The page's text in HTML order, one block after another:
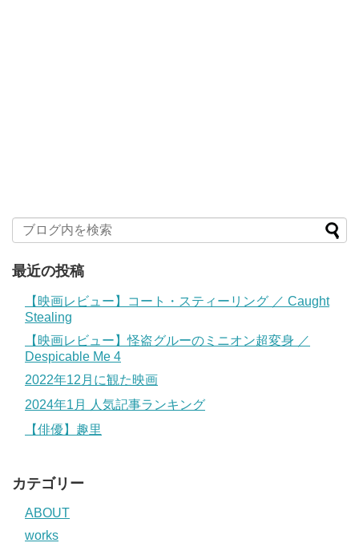
最近の投稿
【映画レビュー】コート・スティーリング ／ Caught
Stealing
【映画レビュー】怪盗グルーのミニオン超変身 ／
Despicable Me 4
2022年12月に観た映画
2024年1月 人気記事ランキング
【俳優】趣里
カテゴリー
ABOUT
works